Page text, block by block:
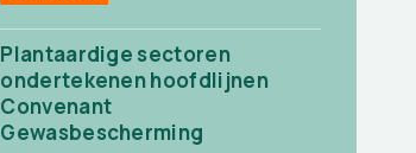
Plantaardige sectoren
ondertekenen hoofdlijnen
Convenant
Gewasbescherming